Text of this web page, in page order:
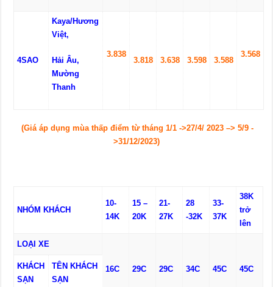
4SAO
Kaya/Hương
Việt,
Hải Âu,
Mường
Thanh
3.838
3.818 3.638 3.598 3.588
3.568
(Giá áp dụng mùa thấp điểm từ tháng 1/1 ->27/4/ 2023 –> 5/9 -
>31/12/2023)
NHÓM KHÁCH
10-
14K
15 –
20K
21-
27K
28
-32K
33-
37K
38K
trở
lên
LOẠI XE
16C 29C 29C 34C 45C 45C
KHÁCH
SẠN
TÊN KHÁCH
SẠN